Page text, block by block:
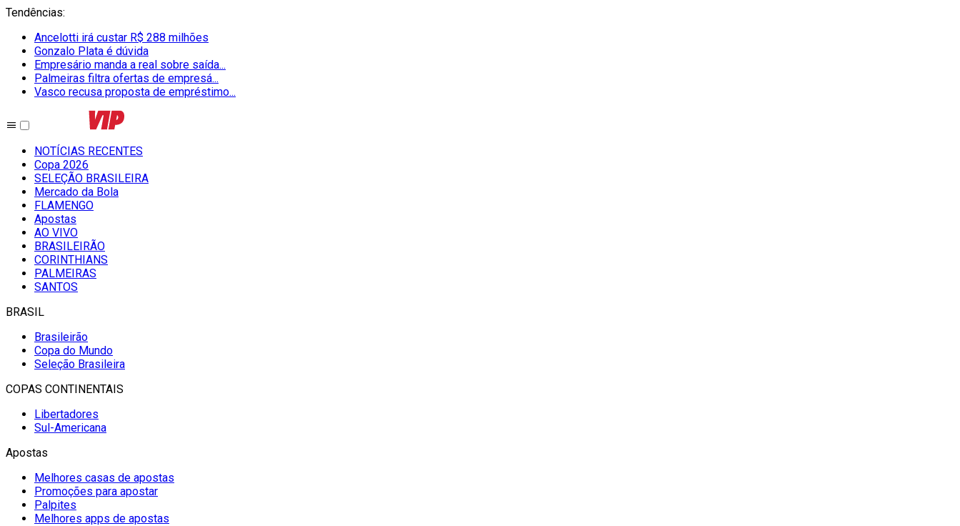
Tendências:
Ancelotti irá custar R$ 288 milhões
Gonzalo Plata é dúvida
Empresário manda a real sobre saída...
Palmeiras filtra ofertas de empresá...
Vasco recusa proposta de empréstimo...
NOTÍCIAS RECENTES
Copa 2026
SELEÇÃO BRASILEIRA
Mercado da Bola
FLAMENGO
Apostas
AO VIVO
BRASILEIRÃO
CORINTHIANS
PALMEIRAS
SANTOS
BRASIL
Brasileirão
Copa do Mundo
Seleção Brasileira
COPAS CONTINENTAIS
Libertadores
Sul-Americana
Apostas
Melhores casas de apostas
Promoções para apostar
Palpites
Melhores apps de apostas